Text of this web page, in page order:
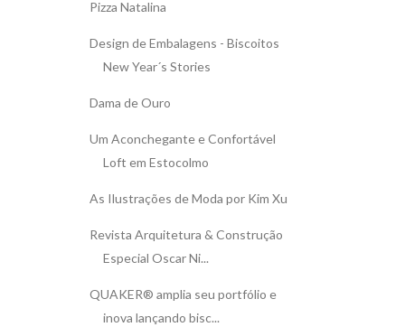
Pizza Natalina
Design de Embalagens - Biscoitos
New Year´s Stories
Dama de Ouro
Um Aconchegante e Confortável
Loft em Estocolmo
As Ilustrações de Moda por Kim Xu
Revista Arquitetura & Construção
Especial Oscar Ni...
QUAKER® amplia seu portfólio e
inova lançando bisc...